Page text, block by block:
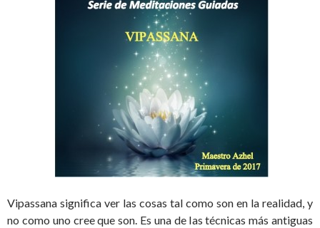
Vipassana significa ver las cosas tal como son en la realidad, y
no como uno cree que son. Es una de las técnicas más antiguas